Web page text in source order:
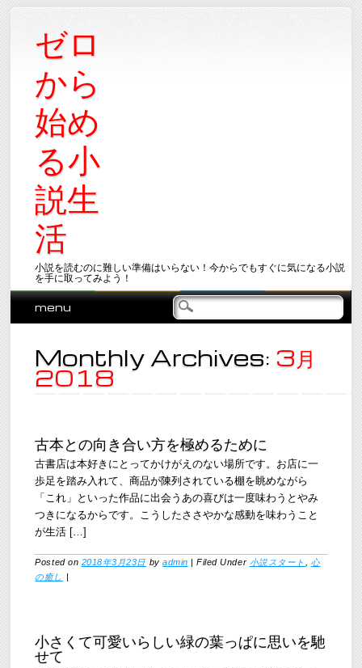
ゼロ
から
始め
る小
説生
活
小説を読むのに難しい準備はいらない！今からでもすぐに気になる小説
を手に取ってみよう！
Main menu
Skip
menu
Monthly Archives: 3月
2018
古本との向き合い方を極めるために
古書店は本好きにとってかけがえのない場所です。お店に一
歩足を踏み入れて、商品が陳列されている棚を眺めながら
「これ」といった作品に出会うあの喜びは一度味わうとやみ
つきになるからです。こうしたささやかな感動を味わうこと
が生活 […]
Posted on 2018年3月23日 byadmin |Filed Under 小説スタート
心
の癒し
|
小さくて可愛いらしい緑の葉っぱに思いを馳
せて